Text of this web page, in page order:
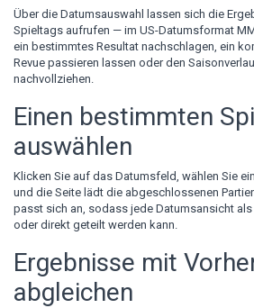
Über die Datumsauswahl lassen sich die
Spieltags aufrufen — im US-Datumsformat
ein bestimmtes Resultat nachschlagen, ein
Revue passieren lassen oder den
nachvollziehen.
Einen bestimmten
auswählen
Klicken Sie auf das Datumsfeld, wählen Sie
und die Seite lädt die abgeschlossenen
passt sich an, sodass jede Datumsansicht
oder direkt geteilt werden kann.
Ergebnisse mit
abgleichen